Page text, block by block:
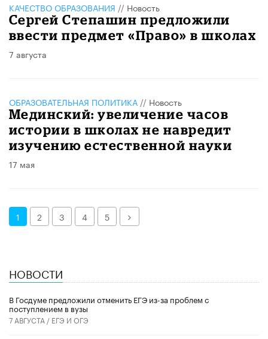
КАЧЕСТВО ОБРАЗОВАНИЯ // Новость
Сергей Степашин предложили
ввести предмет «Право» в школах
7 августа
ОБРАЗОВАТЕЛЬНАЯ ПОЛИТИКА // Новость
Мединский: увеличение часов
истории в школах не навредит
изучению естественной науки
17 мая
1 2 3 4 5 Далее
НОВОСТИ
В Госдуме предложили отменить ЕГЭ из-за проблем с
поступлением в вузы
7 АВГУСТА / ЕГЭ И ОГЭ